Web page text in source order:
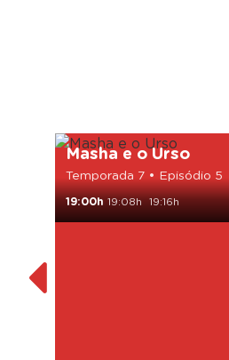
Masha e o Urso
Temporada 7 • Episódio 5
19:00h 19:08h 19:16h